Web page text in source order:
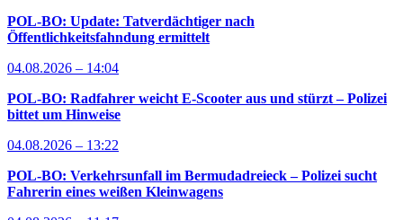
POL-BO: Update: Tatverdächtiger nach
Öffentlichkeitsfahndung ermittelt
04.08.2026 – 14:04
POL-BO: Radfahrer weicht E-Scooter aus und stürzt – Polizei
bittet um Hinweise
04.08.2026 – 13:22
POL-BO: Verkehrsunfall im Bermudadreieck – Polizei sucht
Fahrerin eines weißen Kleinwagens